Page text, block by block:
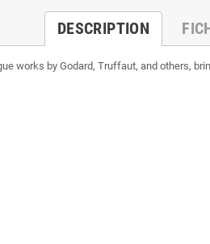
DESCRIPTION
works by Godard, Truffaut, and others,